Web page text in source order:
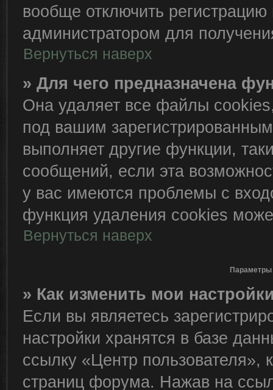
вообще отключить
администратором для
Вернуться наверх
» Для чего предназначена
Она удаляет все файлы
под вашим
выполняет другие функции,
сообщений, если эта
у вас имеются проблемы с
функция удаления cookies
Вернуться наверх
Параметры
» Как изменить мои
Если вы являетесь
настройки хранятся в базе
ссылку «Центр пользователя»,
страниц форума. Нажав на